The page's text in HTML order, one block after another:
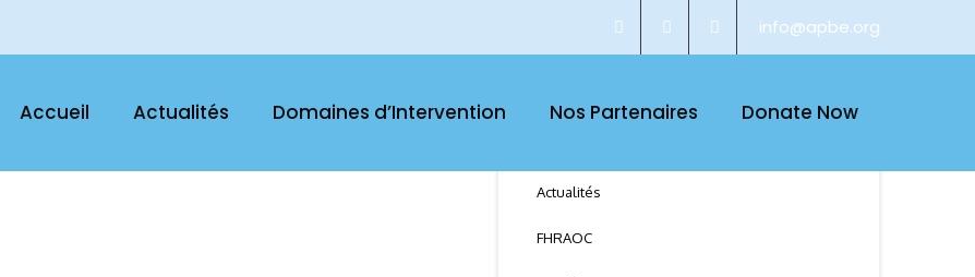
info@apbe.org
Accueil Actualités Domaines d’Intervention Nos Partenaires Donate Now
CATEGORY
Actualités
FHRAOC